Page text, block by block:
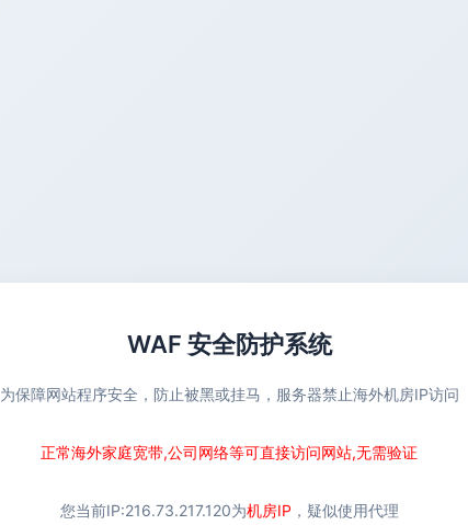
WAF 安全防护系统
为保障网站程序安全，防止被黑或挂马，服务器禁止海外机房IP访问
正常海外家庭宽带,公司网络等可直接访问网站,无需验证
您当前IP:216.73.217.120为机房IP ，疑似使用代理